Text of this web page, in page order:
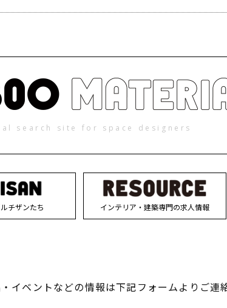
search site for space designers
チザンたち インテリア・建築専門の求人情報
イベントなどの情報は下記フォームよりご連